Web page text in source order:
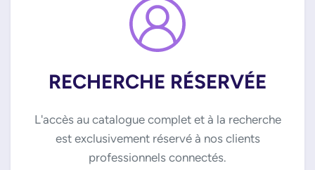
RECHERCHE RÉSERVÉE
L'accès au catalogue complet et à la recherche
est exclusivement réservé à nos clients
professionnels connectés.